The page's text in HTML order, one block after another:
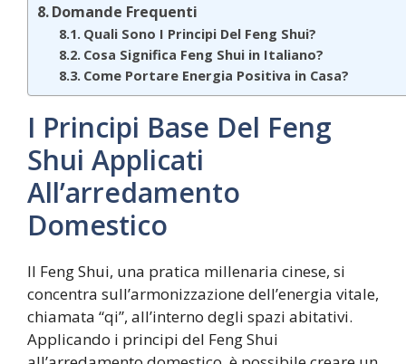
Domande Frequenti
Quali Sono I Principi Del Feng Shui?
Cosa Significa Feng Shui in Italiano?
Come Portare Energia Positiva in Casa?
I Principi Base Del Feng
Shui Applicati
All’arredamento
Domestico
Il Feng Shui, una pratica millenaria cinese, si
concentra sull’armonizzazione dell’energia vitale,
chiamata “qi”, all’interno degli spazi abitativi.
Applicando i principi del Feng Shui